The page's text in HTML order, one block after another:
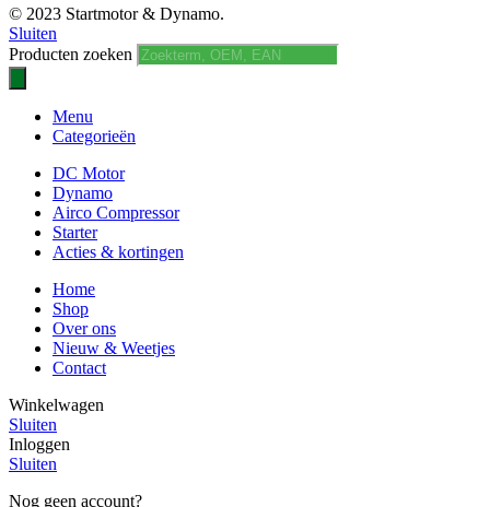
© 2023 Startmotor & Dynamo.
Sluiten
Producten zoeken
Menu
Categorieën
DC Motor
Dynamo
Airco Compressor
Starter
Acties & kortingen
Home
Shop
Over ons
Nieuw & Weetjes
Contact
Winkelwagen
Sluiten
Inloggen
Sluiten
Nog geen account?